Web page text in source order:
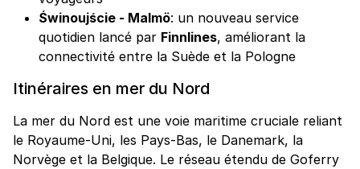
Świnoujście - Malmö: un nouveau service
quotidien lancé par Finnlines, améliorant la
connectivité entre la Suède et la Pologne
Itinéraires en mer du Nord
La mer du Nord est une voie maritime cruciale reliant
le Royaume-Uni, les Pays-Bas, le Danemark, la
Norvège et la Belgique. Le réseau étendu de Goferry